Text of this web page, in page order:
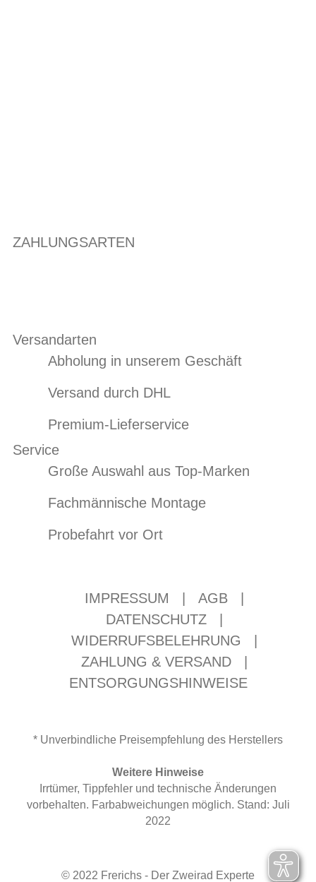
ZAHLUNGSARTEN
Versandarten
Abholung in unserem Geschäft
Versand durch DHL
Premium-Lieferservice
Service
Große Auswahl aus Top-Marken
Fachmännische Montage
Probefahrt vor Ort
IMPRESSUM AGB
DATENSCHUTZ
WIDERRUFSBELEHRUNG
ZAHLUNG & VERSAND
ENTSORGUNGSHINWEISE
* Unverbindliche Preisempfehlung des Herstellers
Weitere Hinweise
Irrtümer, Tippfehler und technische Änderungen
vorbehalten. Farbabweichungen möglich. Stand: Juli
2022
© 2022 Frerichs - Der Zweirad Experte